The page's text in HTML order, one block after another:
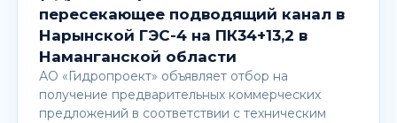
пересекающее подводящий канал в
Нарынской ГЭС-4 на ПК34+13,2 в
Наманганской области
АО «Гидропроект» объявляет отбор на
получение предварительных коммерческих
предложений в соответствии с техническим